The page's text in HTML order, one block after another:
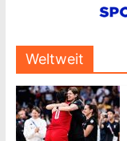
Weltweit